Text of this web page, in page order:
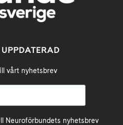
vårt nyhetsbrev
Neuroförbundets nyhetsbrev